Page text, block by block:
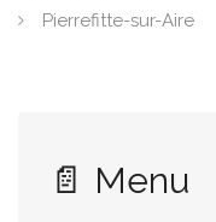
Pierrefitte-sur-Aire
📄 Menu